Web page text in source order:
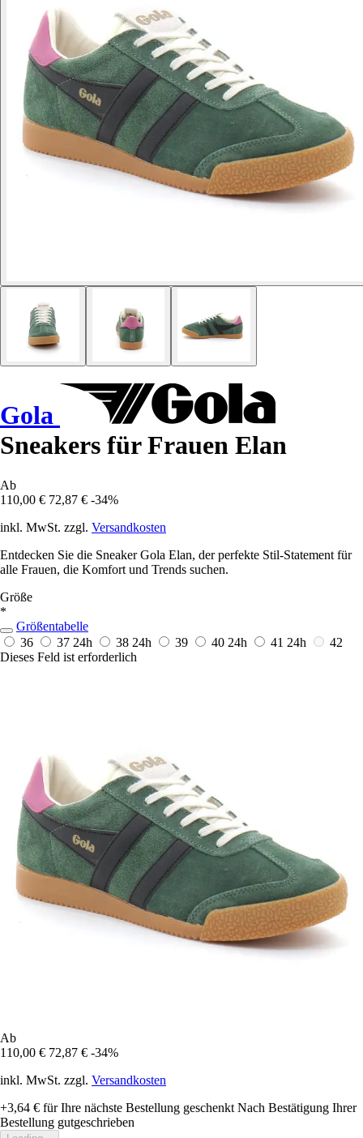
Gola
Sneakers für Frauen Elan
Ab
110,00 € 72,87 € -34%
inkl. MwSt. zzgl. Versandkosten
Entdecken Sie die Sneaker Gola Elan, der perfekte Stil-Statement für
alle Frauen, die Komfort und Trends suchen.
Größe
*
Größentabelle
36
37 24h 38 24h 39 40 24h 41 24h
42
Dieses Feld ist erforderlich
Ab
110,00 € 72,87 € -34%
inkl. MwSt. zzgl. Versandkosten
+3,64 € für Ihre nächste Bestellung geschenkt Nach Bestätigung Ihrer
Bestellung gutgeschrieben